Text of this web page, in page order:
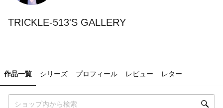
TRICKLE-513'S GALLERY
作品一覧 シリーズ プロフィール レビュー レター